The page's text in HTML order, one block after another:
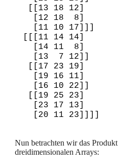
Nun betrachten wir das
dreidimensionalen Arrays: